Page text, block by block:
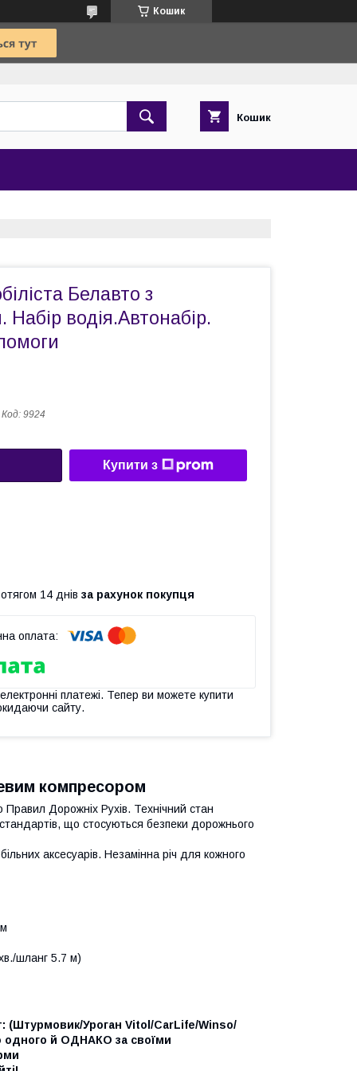
Кошик
Кошик
Белавто з
водія.Автонабір.
Код: 9924
Купити з
14 днів за рахунок покупця
платежі. Тепер ви можете купити
сайту.
компресором
Дорожніх Рухів. Технічний стан
що стосуються безпеки дорожнього
аксесуарів. Незамінна річ для кожного
шланг 5.7 м)
(Штурмовик/Уроган Vitol/CarLife/Winso/
одного й ОДНАКО за своїми